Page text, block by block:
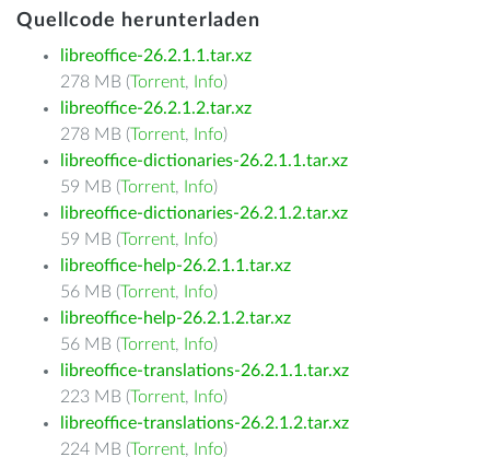
Quellcode herunterladen
libreoffice-26.2.1.1.tar.xz
278 MB (Torrent, Info)
libreoffice-26.2.1.2.tar.xz
278 MB (Torrent, Info)
libreoffice-dictionaries-26.2.1.1.tar.xz
59 MB (Torrent, Info)
libreoffice-dictionaries-26.2.1.2.tar.xz
59 MB (Torrent, Info)
libreoffice-help-26.2.1.1.tar.xz
56 MB (Torrent, Info)
libreoffice-help-26.2.1.2.tar.xz
56 MB (Torrent, Info)
libreoffice-translations-26.2.1.1.tar.xz
223 MB (Torrent, Info)
libreoffice-translations-26.2.1.2.tar.xz
224 MB (Torrent, Info)